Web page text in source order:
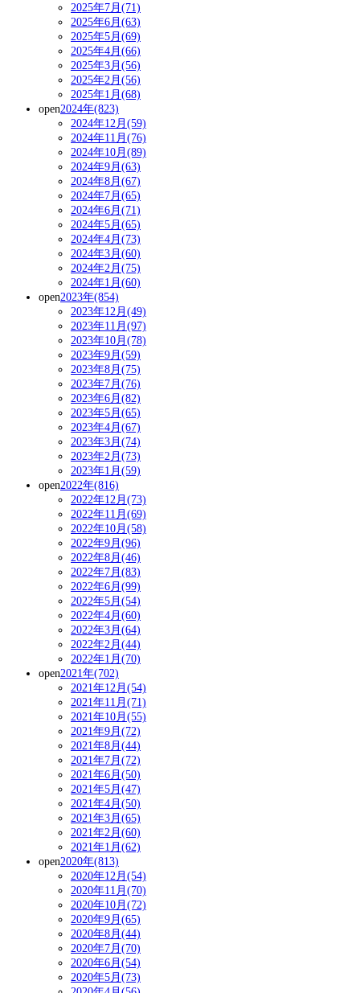
2025年7月(71)
2025年6月(63)
2025年5月(69)
2025年4月(66)
2025年3月(56)
2025年2月(56)
2025年1月(68)
open2024年(823)
2024年12月(59)
2024年11月(76)
2024年10月(89)
2024年9月(63)
2024年8月(67)
2024年7月(65)
2024年6月(71)
2024年5月(65)
2024年4月(73)
2024年3月(60)
2024年2月(75)
2024年1月(60)
open2023年(854)
2023年12月(49)
2023年11月(97)
2023年10月(78)
2023年9月(59)
2023年8月(75)
2023年7月(76)
2023年6月(82)
2023年5月(65)
2023年4月(67)
2023年3月(74)
2023年2月(73)
2023年1月(59)
open2022年(816)
2022年12月(73)
2022年11月(69)
2022年10月(58)
2022年9月(96)
2022年8月(46)
2022年7月(83)
2022年6月(99)
2022年5月(54)
2022年4月(60)
2022年3月(64)
2022年2月(44)
2022年1月(70)
open2021年(702)
2021年12月(54)
2021年11月(71)
2021年10月(55)
2021年9月(72)
2021年8月(44)
2021年7月(72)
2021年6月(50)
2021年5月(47)
2021年4月(50)
2021年3月(65)
2021年2月(60)
2021年1月(62)
open2020年(813)
2020年12月(54)
2020年11月(70)
2020年10月(72)
2020年9月(65)
2020年8月(44)
2020年7月(70)
2020年6月(54)
2020年5月(73)